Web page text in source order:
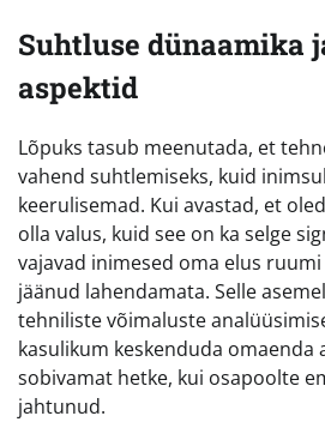
Suhtluse dünaamika
aspektid
Lõpuks tasub meenutada, et
vahend suhtlemiseks, kuid
keerulisemad. Kui avastad, et
olla valus, kuid see on ka selge
vajavad inimesed oma elus
jäänud lahendamata. Selle
tehniliste võimaluste
kasulikum keskenduda omaenda
sobivamat hetke, kui osapoolte
jahtunud.